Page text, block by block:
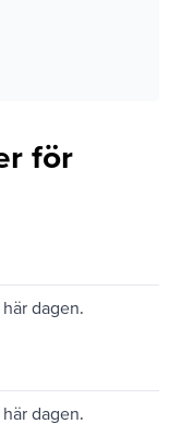
för
dagen.
dagen.